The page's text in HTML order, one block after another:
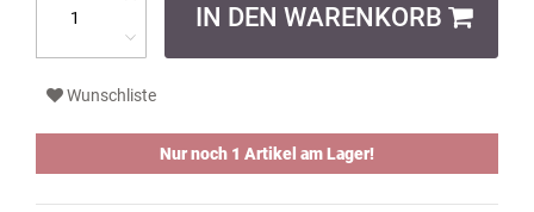
IN DEN WARENKORB
Wunschliste
Nur noch 1 Artikel am Lager!